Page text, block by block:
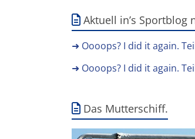
Aktuell in’s Sportblog
➜ Oooops? I did it again.
➜ Oooops? I did it again.
Das Mutterschiff.